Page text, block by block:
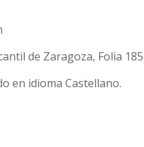
de Zaragoza, Folia
en idioma Castellano.